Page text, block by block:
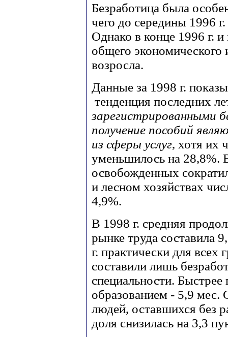
Безработица была
чего до середины 1996
Однако в конце 1996 г. и
общего экономического
возросла.
Данные за 1998 г.
тенденция последних
зарегистрированными
получение пособий
из сферы услуг, хотя их
уменьшилось на 28,8%.
освобожденных
и лесном хозяйствах
4,9%.
В 1998 г. средняя
рынке труда составила
г. практически для
составили лишь
специальности.
образованием - 5,9 мес.
людей, оставшихся без
доля снизилась на 3,3